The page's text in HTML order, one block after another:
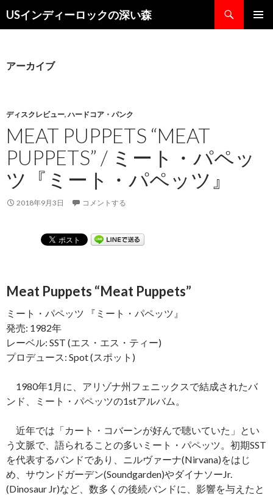
USインディーロックの深い森
索
ン
キ
ッ
プ
アーカイブ
ディスクレビュー, ハードコア・パンク
MEAT PUPPETS “MEAT
PUPPETS” / ミート・パペッ
ツ『ミート・パペッツ』
2018年9月3日 コメントする
Meat Puppets “Meat Puppets”
ミート・パペッツ 『ミート・パペッツ』
発売: 1982年
レーベル: SST (エス・エス・ティー)
プロデュース: Spot (スポット)
1980年1月に、アリゾナ州フェニックスで結成されたバ
ンド、ミート・パペッツの1stアルバム。
近年では「カート・コバーンが好んで聴いていた」とい
う文脈で、語られることの多いミート・パペッツ。初期SST
を代表するバンドであり、ニルヴァーナ(Nirvana)をはじ
め、サウンドガーデン(Soundgarden)やダイナソーJr.
(Dinosaur Jr)など、数多くの後続バンドに、影響を与えたと